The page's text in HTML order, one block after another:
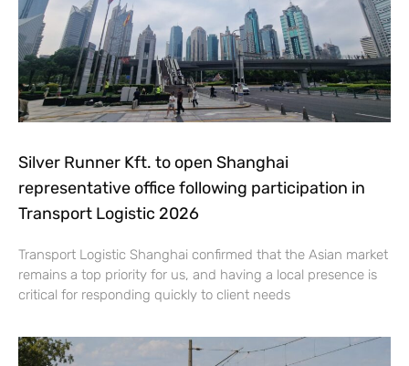
Silver Runner Kft. to open Shanghai
representative office following participation in
Transport Logistic 2026
Transport Logistic Shanghai confirmed that the Asian market
remains a top priority for us, and having a local presence is
critical for responding quickly to client needs